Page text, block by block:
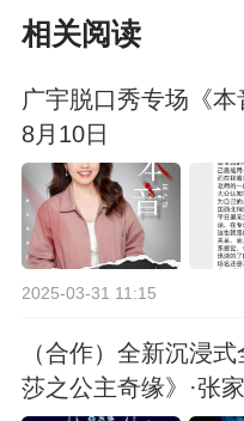
相关阅读
广宇脱口秀专场《
8月10日
2025-03-31 11:15
（合作）全新沉浸
莎之公主奇缘》·张